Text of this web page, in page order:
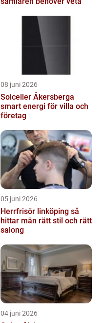
08 juni 2026
Solceller Åkersberga
smart energi för villa och
företag
05 juni 2026
Herrfrisör linköping så
hittar män rätt stil och rätt
salong
04 juni 2026